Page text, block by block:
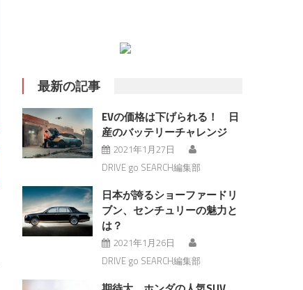
最新の記事
EVの価格は下げられる！ 日
産のバッテリーチャレンジ
2021年1月27日
DRIVE go SEARCH編集部
日本が誇るショーファードリ
ブン、センチュリーの魅力と
は？
2021年1月26日
DRIVE go SEARCH編集部